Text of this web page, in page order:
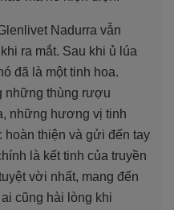
Nadurra vẫn
ra mắt. Sau khi ủ lúa
đã là một tinh hoa.
những thùng rượu
những hương vị tinh
hoàn thiện và gửi đến tay
là kết tinh của truyền
vời nhất, mang đến
cũng hài lòng khi